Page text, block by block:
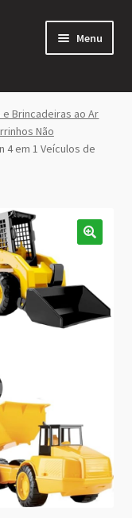
Menu
menu
Brincadeiras ao Ar
Não
4 em 1 Veículos de